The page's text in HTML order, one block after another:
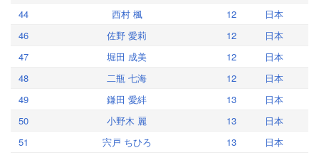
44
西村 楓 12
日本
46
佐野 愛莉 12
日本
47
堀田 成美 12
日本
48
二瓶 七海 12
日本
49
鎌田 愛絆 13
日本
50
小野木 麗 13
日本
51
宍戸 ちひろ 13 日本